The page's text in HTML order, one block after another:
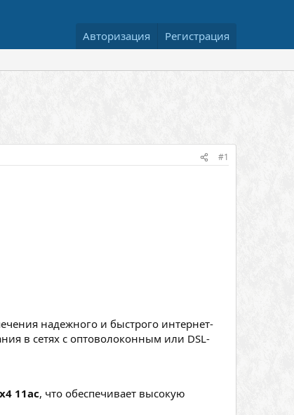
Авторизация Регистрация
#1
надежного и быстрого интернет-
в сетях с оптоволоконным или DSL-
11ac, что обеспечивает высокую